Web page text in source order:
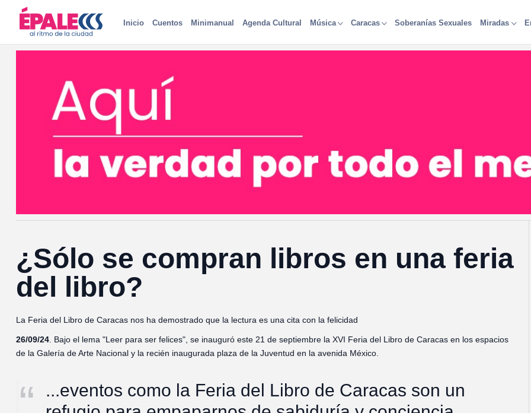
Inicio Cuentos Minimanual Agenda Cultural Música Caracas Soberanías Sexuales Miradas
¿Sólo se compran libros en una feria
del libro?
La Feria del Libro de Caracas nos ha demostrado que la lectura es una cita con la felicidad
26/09/24 . Bajo el lema "Leer para ser felices", se inauguró este 21 de septiembre la XVI Feria del Libro de Caracas en los espacios
de la Galería de Arte Nacional y la recién inaugurada plaza de la Juventud en la avenida México.
...eventos como la Feria del Libro de Caracas son un